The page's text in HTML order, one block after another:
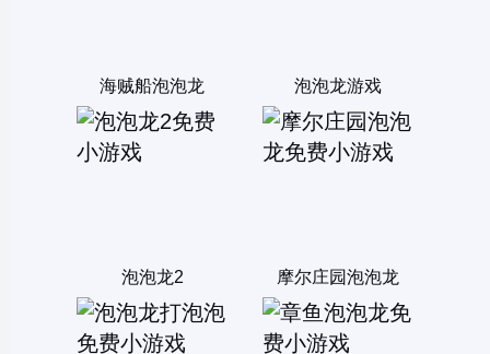
海贼船泡泡龙 泡泡龙游戏
泡泡龙2 摩尔庄园泡泡龙